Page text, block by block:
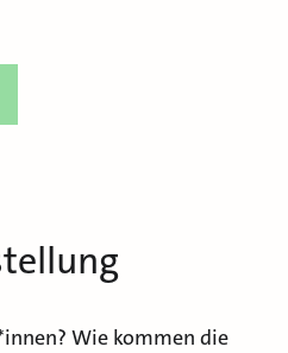
Wie kommen die